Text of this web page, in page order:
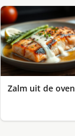
Zalm uit de oven